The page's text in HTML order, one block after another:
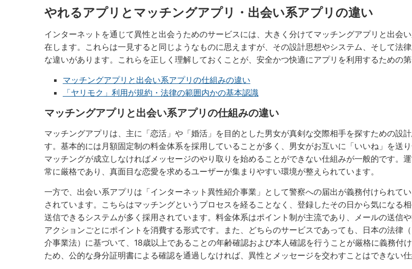
やれるアプリとマッチングアプリ・出会い系アプリの違い
インターネットを通じて異性と出会うためのサービスには、大きく分けてマッチングアプリと出会
在します。これらは一見すると同じようなものに思えますが、その設計思想やシステム、そして法
な違いがあります。これらを正しく理解しておくことが、安全かつ快適にアプリを利用するための第
マッチングアプリと出会い系アプリの仕組みの違い
「ヤリモク」利用が規約・法律の範囲内かの基本認識
マッチングアプリと出会い系アプリの仕組みの違い
マッチングアプリは、主に「恋活」や「婚活」を目的とした男女が真剣な交際相手を探すための設
す。基本的には月額固定制の料金体系を採用していることが多く、男女がお互いに「いいね」を送
マッチングが成立しなければメッセージのやり取りを始めることができない仕組みが一般的です。
常に厳格であり、真面目な恋愛を求めるユーザーが集まりやすい環境が整えられています。
一方で、出会い系アプリは「インターネット異性紹介事業」として警察への届出が義務付けられて
されています。こちらはマッチングというプロセスを経ることなく、登録したその日から気になる
送信できるシステムが多く採用されています。料金体系はポイント制が主流であり、メールの送信
アクションごとにポイントを消費する形式です。また、どちらのサービスであっても、日本の法律
介事業法）に基づいて、18歳以上であることの年齢確認および本人確認を行うことが厳格に義務付
ため、公的な身分証明書による確認を通過しなければ、異性とメッセージを交わすことはできない仕